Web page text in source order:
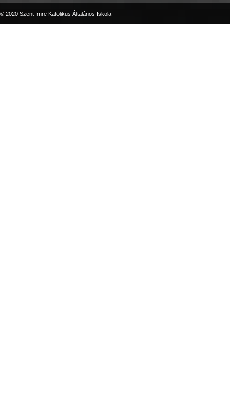
© 2020 Szent Imre Katolikus Általános Iskola